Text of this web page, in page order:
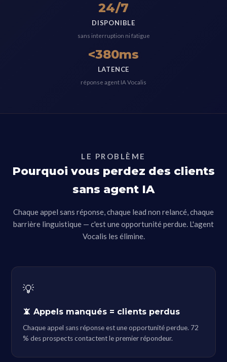
24/7
DISPONIBLE
sans interruption ni fatigue
<380ms
LATENCE
réponse agent IA Vocalis
LE PROBLÈME
Pourquoi vous perdez des clients
sans agent IA
Chaque appel sans réponse, chaque lead non relancé, chaque
barrière linguistique — c'est une opportunité perdue. L'agent
Vocalis les élimine.
💡
📵 Appels manqués = clients perdus
Chaque appel sans réponse est une opportunité perdue. 72
% des prospects contactent le premier répondeur.